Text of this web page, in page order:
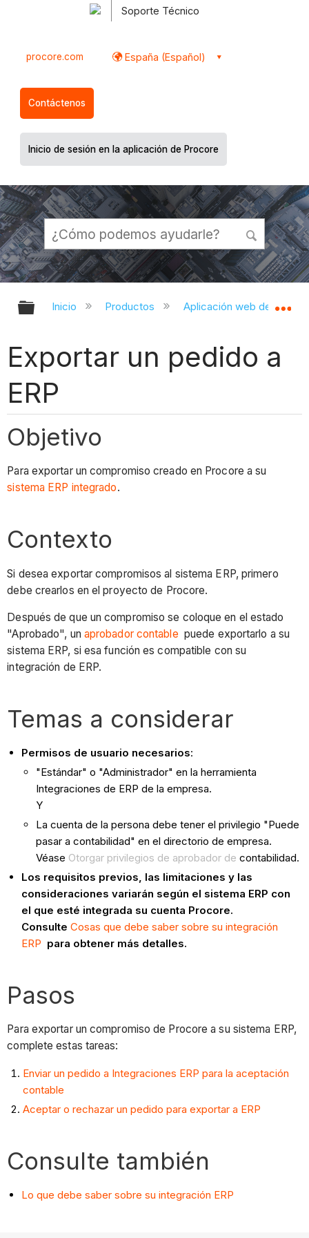
Soporte Técnico
procore.com España (Español)
Contáctenos
Inicio de sesión en la aplicación de Procore
Expandir/contraer jerarquía global
Inicio Productos Aplicación web de
Exportar un pedido a
ERP
Objetivo
Para exportar un compromiso creado en Procore a su
sistema ERP integrado.
Contexto
Si desea exportar compromisos al sistema ERP, primero
debe crearlos en el proyecto de Procore.
Después de que un compromiso se coloque en el estado
"Aprobado", un aprobador contable puede exportarlo a su
sistema ERP, si esa función es compatible con su
integración de ERP.
Temas a considerar
Permisos de usuario necesarios:
"Estándar" o "Administrador" en la herramienta
Integraciones de ERP de la empresa.
Y
La cuenta de la persona debe tener el privilegio "Puede
pasar a contabilidad" en el directorio de empresa.
Véase Otorgar privilegios de aprobador de contabilidad.
Los requisitos previos, las limitaciones y las
consideraciones variarán según el sistema ERP con
el que esté integrada su cuenta Procore.
ConsulteCosas que debe saber sobre su integración
ERP para obtener más detalles.
Pasos
Para exportar un compromiso de Procore a su sistema ERP,
complete estas tareas:
Enviar un pedido a Integraciones ERP para la aceptación
contable
Aceptar o rechazar un pedido para exportar a ERP
Consulte también
Lo que debe saber sobre su integración ERP